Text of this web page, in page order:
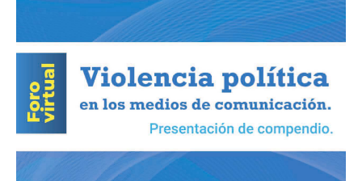
los
medios
comunicación»
Presentación
de
compendio